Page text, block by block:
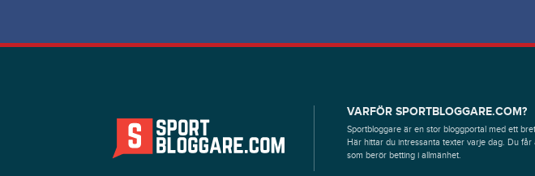
VARFÖR SPORTBLOGGARE.COM?
Sportbloggare är en stor bloggportal med ett
Här hittar du intressanta texter varje dag. Du
som berör betting i allmänhet.